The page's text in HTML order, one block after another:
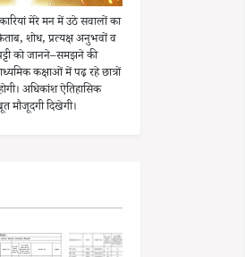
मेरे मन में उठे सवालों का
शोध, प्रत्यक्ष अनुभवों व
को जानने–समझने की
कक्षाओं में पढ़ रहे छात्रों
अधिकांश ऐतिहासिक
मौजूदगी दिखेगी।